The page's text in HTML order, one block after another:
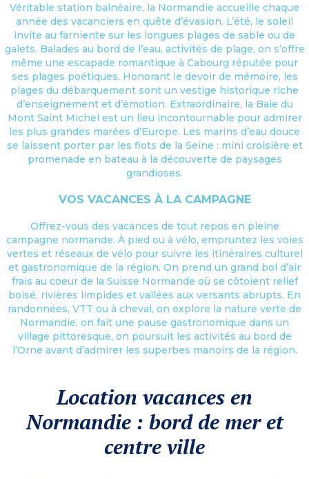
Véritable station balnéaire, la Normandie accueille chaque
année des vacanciers en quête d’évasion. L’été, le soleil
invite au farniente sur les longues plages de sable ou de
galets. Balades au bord de l’eau, activités de plage, on s’offre
même une escapade romantique à Cabourg réputée pour
ses plages poétiques. Honorant le devoir de mémoire, les
plages du débarquement sont un vestige historique riche
d’enseignement et d’émotion. Extraordinaire, la Baie du
Mont Saint Michel est un lieu incontournable pour admirer
les plus grandes marées d’Europe. Les marins d’eau douce
se laissent porter par les flots de la Seine : mini croisière et
promenade en bateau à la découverte de paysages
grandioses.
VOS VACANCES À LA CAMPAGNE
Offrez-vous des vacances de tout repos en pleine
campagne normande. À pied ou à vélo, empruntez les voies
vertes et réseaux de vélo pour suivre les itinéraires culturel
et gastronomique de la région. On prend un grand bol d’air
frais au coeur de la Suisse Normande où se côtoient relief
boisé, rivières limpides et vallées aux versants abrupts. En
randonnées, VTT ou à cheval, on explore la nature verte de
Normandie, on fait une pause gastronomique dans un
village pittoresque, on poursuit les activités au bord de
l’Orne avant d’admirer les superbes manoirs de la région.
Location vacances en
Normandie : bord de mer et
centre ville